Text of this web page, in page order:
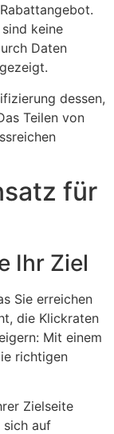
keine
Daten
dessen,
Teilen von
für
Ihr Ziel
Sie erreichen
die Klickraten
Mit einem
richtigen
Zielseite
sich auf